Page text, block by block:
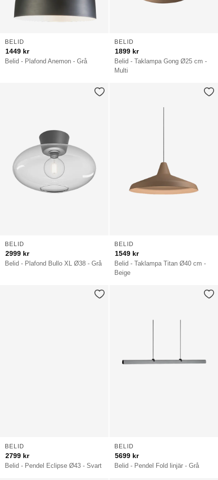
Belid - Plafond Anemon - Grå
BELID
1449 kr
Belid - Taklampa Gong Ø25 cm -
Multi
BELID
1899 kr
Belid - Plafond Bullo XL Ø38 - Grå
BELID
2999 kr
Belid - Taklampa Titan Ø40 cm -
Beige
BELID
1549 kr
Belid - Pendel Eclipse Ø43 - Svart
BELID
2799 kr
Belid - Pendel Fold linjär - Grå
BELID
5699 kr